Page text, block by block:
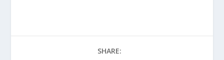
SHARE: